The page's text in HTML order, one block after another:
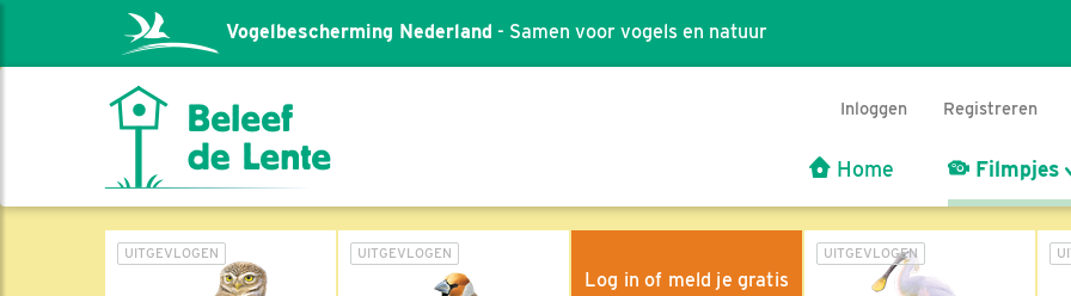
Vogelbescherming Nederland - Samen voor vogels en natuur
Inloggen Registreren
Home Filmpjes
UITGEVLOGEN UITGEVLOGEN
Log in of meld je gratis
UITGEVLOGEN